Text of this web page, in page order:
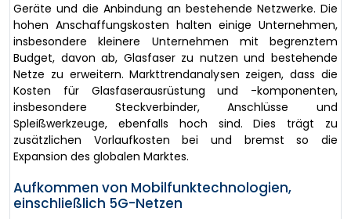
Geräte und die Anbindung an bestehende Netzwerke. Die
hohen Anschaffungskosten halten einige Unternehmen,
insbesondere kleinere Unternehmen mit begrenztem
Budget, davon ab, Glasfaser zu nutzen und bestehende
Netze zu erweitern. Markttrendanalysen zeigen, dass die
Kosten für Glasfaserausrüstung und -komponenten,
insbesondere Steckverbinder, Anschlüsse und
Spleißwerkzeuge, ebenfalls hoch sind. Dies trägt zu
zusätzlichen Vorlaufkosten bei und bremst so die
Expansion des globalen Marktes.
Aufkommen von Mobilfunktechnologien,
einschließlich 5G-Netzen